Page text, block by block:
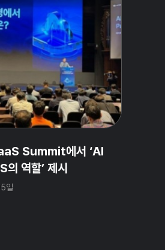
Summit에서 ‘AI
역할’ 제시
일